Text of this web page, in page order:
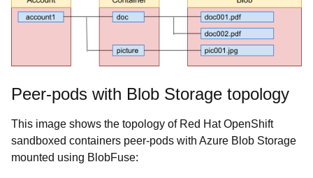
Peer-pods with Blob Storage topology
This image shows the topology of Red Hat OpenShift
sandboxed containers peer-pods with Azure Blob Storage
mounted using BlobFuse: